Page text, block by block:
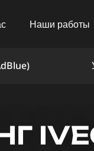
Наши работы